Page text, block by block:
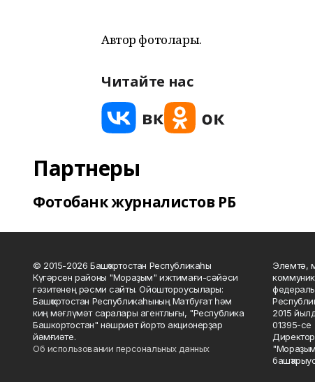
Автор фотолары.
Читайте нас
Партнеры
Фотобанк журналистов РБ
© 2015-2026 Башҡортостан Республикаһы
Күгәрсен районы "Мораҙым" ижтимағи-сәйәси
гәзитенең рәсми сайты. Ойоштороусылары:
Башҡортостан Республикаһының Матбуғат һәм
киң мәғлүмәт саралары агентлығы, "Республика
Башкортостан" нәшриәт йорто акционерҙар
йәмғиәте.
Об использовании персональных данных
Элемтә,
федераль
2015
01395-се